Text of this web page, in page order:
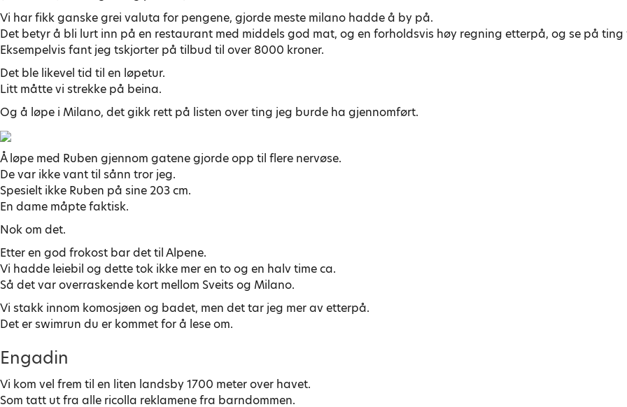
Vi har fikk ganske grei valuta for pengene, gjorde meste milano hadde å by på.
Det betyr å bli lurt inn på en restaurant med middels god mat, og en forholdsvis høy regning etterpå, og se på
Eksempelvis fant jeg tskjorter på tilbud til over 8000 kroner.
Det ble likevel tid til en løpetur.
Litt måtte vi strekke på beina.
Og å løpe i Milano, det gikk rett på listen over ting jeg burde ha gjennomført.
Å løpe med Ruben gjennom gatene gjorde opp til flere nervøse.
De var ikke vant til sånn tror jeg.
Spesielt ikke Ruben på sine 203 cm.
En dame måpte faktisk.
Nok om det.
Etter en god frokost bar det til Alpene.
Vi hadde leiebil og dette tok ikke mer en to og en halv time ca.
Så det var overraskende kort mellom Sveits og Milano.
Vi stakk innom komosjøen og badet, men det tar jeg mer av etterpå.
Det er swimrun du er kommet for å lese om.
Engadin
Vi kom vel frem til en liten landsby 1700 meter over havet.
Som tatt ut fra alle ricolla reklamene fra barndommen.